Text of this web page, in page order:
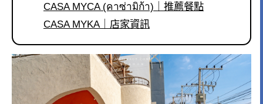
CASA MYCA (คาซ่ามิก้า)｜推薦餐點
CASA MYKA｜店家資訊